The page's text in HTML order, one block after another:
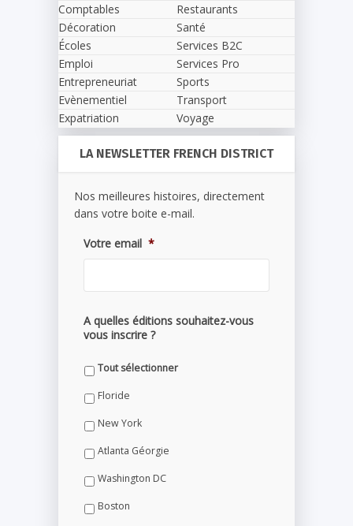
Comptables
Décoration
Écoles
Emploi
Entrepreneuriat
Evènementiel
Expatriation
Restaurants
Santé
Services B2C
Services Pro
Sports
Transport
Voyage
LA NEWSLETTER FRENCH DISTRICT
Nos meilleures histoires, directement
dans votre boite e-mail.
Votre email *
A quelles éditions souhaitez-vous
vous inscrire ?
Tout sélectionner
Floride
New York
Atlanta Géorgie
Washington DC
Boston